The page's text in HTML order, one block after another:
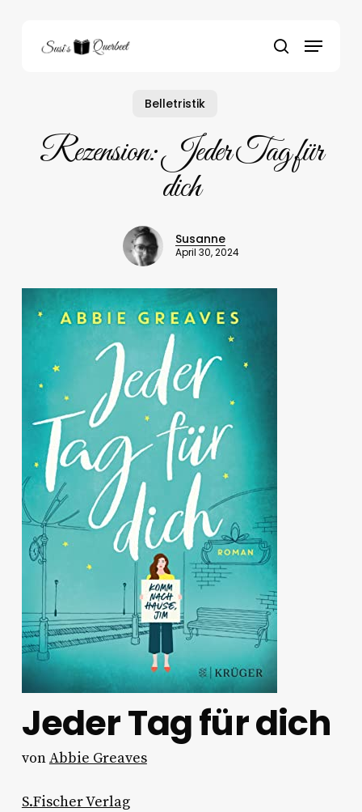
search
Menu
Belletristik
Rezension: Jeder Tag für
dich
Susanne
April 30, 2024
Jeder Tag für dich
vonAbbie Greaves
S.Fischer Verlag